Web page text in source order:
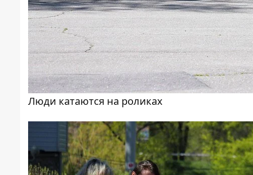
Люди катаются на роликах